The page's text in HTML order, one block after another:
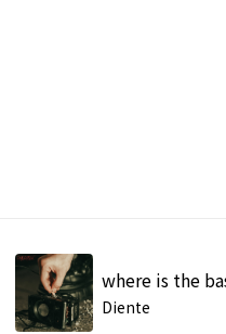
where is the
Diente